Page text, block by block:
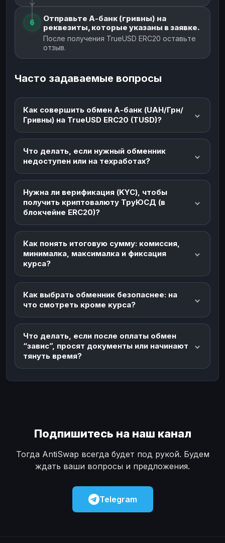
6
Отправьте А-банк (гривны) на
реквезиты, которые указаны в заявке.
После получения TrueUSD ERC20 оставьте
отзыв.
Часто задаваемые вопросы
Как совершить обмен А-банк (UAH/Грн/
Гривны) на TrueUSD ERC20 (TUSD)?
Что делать, если нужный обменник
недоступен или на техработах?
Нужна ли верификация (KYC), чтобы
получить криптовалюту ТруЮСД (в
блокчейне ERC20)?
Как понять итоговую сумму: комиссия,
минималка, максималка и фиксация
курса?
Как выбрать обменник безопаснее: на
что смотреть кроме курса?
Что делать, если после оплаты обмен
“завис”, просят документы или начинают
тянуть время?
Подпишитесь на наш канал
Тогда AntiSwap всегда будет под рукой. Будем
ждать ваши вопросы и предложения.
Telegram